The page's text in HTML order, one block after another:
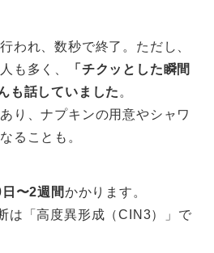
われ、数秒で終了。ただし、
も多く、
「チクッとした瞬間
も話していました 。
り、ナプキンの用意やシャワ
ることも。
〜2週間かかります。
「高度異形成（CIN3）」で